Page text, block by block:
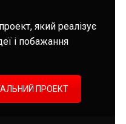
який реалізує
і побажання
ПРОЕКТ